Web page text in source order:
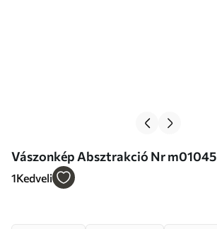
Vászonkép Absztrakció Nr m01045
1Kedveli